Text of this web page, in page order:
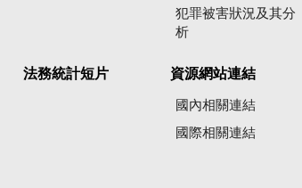
犯罪被害狀況及其分
析
法務統計短片 資源網站連結
國內相關連結
國際相關連結